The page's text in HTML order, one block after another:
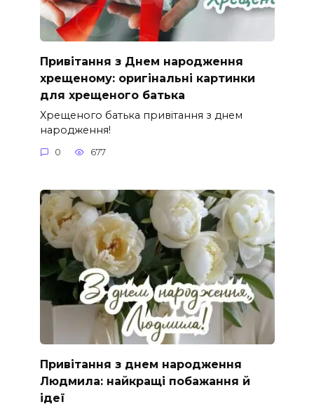
Привітання з Днем народження
хрещеному: оригінальні картинки
для хрещеного батька
Хрещеного батька привітання з днем
народження!
0 677
Привітання з днем народження
Людмила: найкращі побажання й
ідеї